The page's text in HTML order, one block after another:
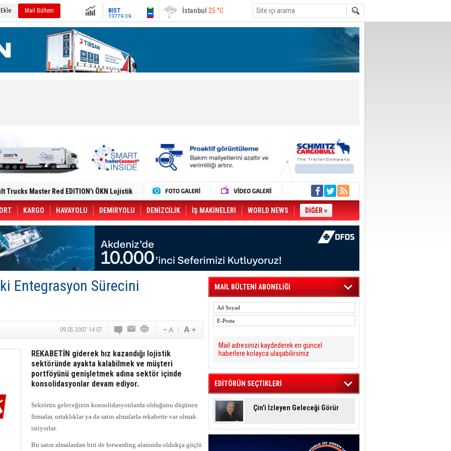
Mail Bülteni
Altın6659.71 Ankara30 °C
Yeni Tesisiyle Küresel Büyümesini
Dron Saldırısı: 3 Mürettebatın
CCO'su Oldu
49 Destinasyonda İndirimli Taşıma
Kargo Haziran 2026 Döneminde %8.5
Dergi)
Dijitalleştiriyor
in June, Up 8.5%
ile Güçlendirdi
Saadia Zahidi Getirildi. IATA Tarihinde İlk
Zahidi as Director General
Ankara ile Hizmet Ağını Güçlendirdi
KARGO HAVAYOLU DEMİRYOLU DENİZCİLİK İŞ MAKİNELERİ WORLD NEWS DİĞER »
Entegrasyon Sürecini
09.05.2007 14:07
REKABETİN giderek hız kazandığı lojistik
sektöründe ayakta kalabilmek ve müşteri
portföyünü genişletmek adına sektör içinde
konsolidasyonlar devam ediyor.
Sektörün geleceğinin konsolidasyonlarda olduğunu düşünen
firmalar, ortaklıklar ya da satın almalarla rekabette var olmak
istiyorlar.
Bu satın almalardan biri de forwarding alanında oldukça güçlü
MAİL BÜLTENİ ABONELİĞİ
Mail adresinizi kaydederek en güncel
haberlere kolayca ulaşabilirsiniz
EDİTÖRÜN SEÇTİKLERİ
Çin'i İzleyen Geleceği Görür